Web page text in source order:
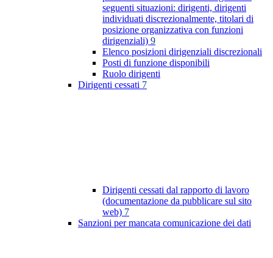
seguenti situazioni: dirigenti, dirigenti
individuati discrezionalmente, titolari di
posizione organizzativa con funzioni
dirigenziali) 9
Elenco posizioni dirigenziali discrezionali
Posti di funzione disponibili
Ruolo dirigenti
Dirigenti cessati 7
Dirigenti cessati dal rapporto di lavoro
(documentazione da pubblicare sul sito
web) 7
Sanzioni per mancata comunicazione dei dati